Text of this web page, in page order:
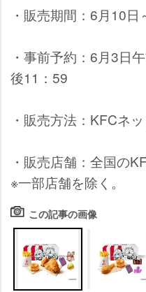
・販売期間：6月10日
・事前予約：6月3日
後11：59
・販売方法：KFCネ
・販売店舗：全国の
※一部店舗を除く。
この記事の画像